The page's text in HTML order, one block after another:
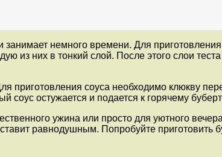
немного времени. Для
из них в тонкий слой. После этого слои
приготовления соуса необходимо клюкву
соус остужается и подается к горячему
ужина или просто для уютного
равнодушным. Попробуйте приготовить